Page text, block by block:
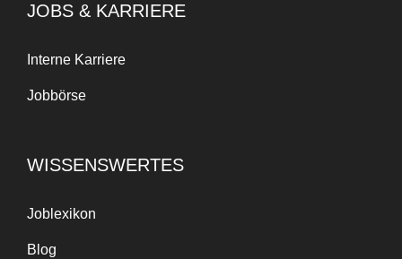
JOBS & KARRIERE
Interne Karriere
Jobbörse
WISSENSWERTES
Joblexikon
Blog